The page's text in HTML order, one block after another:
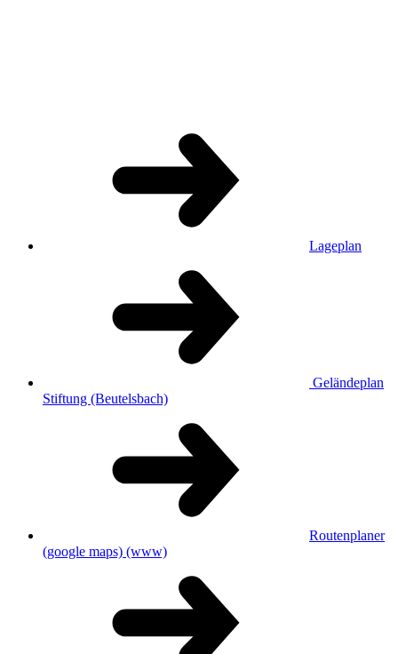
Lageplan
Geländeplan
Stiftung (Beutelsbach)
Routenplaner
(google maps) (www)